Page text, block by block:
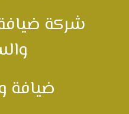
شركة
ضيافة